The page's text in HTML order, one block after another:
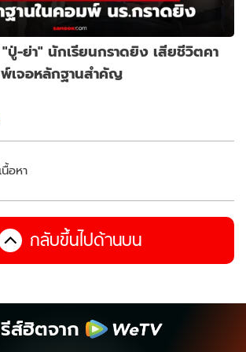
-ย่า" นักเรียนกราดยิง เสียชีวิตคา
เจอหลักฐานสำคัญ
อหา
กลับขึ้นไปด้านบน
ส์ฮิตจาก